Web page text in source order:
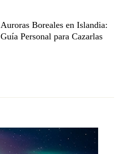
Auroras Boreales en Islandia:
Guía Personal para Cazarlas